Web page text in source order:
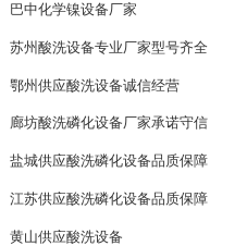
巴中化学镍设备厂家
苏州酸洗设备专业厂家型号齐全
鄂州供应酸洗设备诚信经营
廊坊酸洗磷化设备厂家承诺守信
盐城供应酸洗磷化设备品质保障
江苏供应酸洗磷化设备品质保障
黄山供应酸洗设备